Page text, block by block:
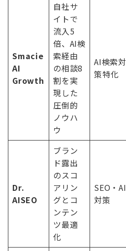
Smacie
AI
Growth
自社サ
イトで
流入5
倍、AI検
索経由
の相談8
割を実
現した
圧倒的
ノウハ
ウ
AI検索対
策特化
Dr.
AISEO
ブラン
ド露出
のスコ
アリン
グとコ
ンテン
ツ最適
化
SEO・AI
対策